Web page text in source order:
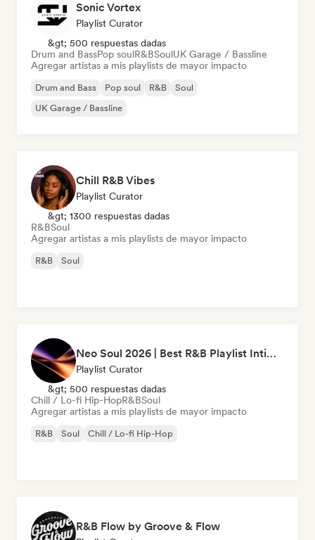
Sonic Vortex
Playlist Curator
&gt; 500 respuestas dadas
Drum and BassPop soulR&BSoulUK Garage / Bassline
Agregar artistas a mis playlists de mayor impacto
Drum and Bass Pop soul R&B
Soul
UK Garage / Bassline
Chill R&B Vibes
Playlist Curator
&gt; 1300 respuestas dadas
R&BSoul
Agregar artistas a mis playlists de mayor impacto
R&B Soul
Neo Soul 2026 | Best R&B Playlist Intimate & Sexy
Playlist Curator
&gt; 500 respuestas dadas
Chill / Lo-fi Hip-HopR&BSoul
Agregar artistas a mis playlists de mayor impacto
R&B Soul Chill / Lo-fi Hip-Hop
R&B Flow by Groove & Flow